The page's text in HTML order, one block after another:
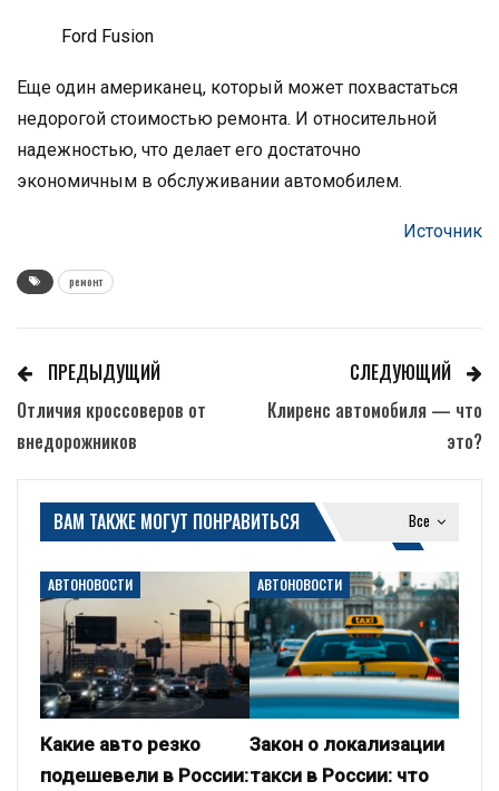
Ford Fusion
Еще один американец, который может похвастаться
недорогой стоимостью ремонта. И относительной
надежностью, что делает его достаточно
экономичным в обслуживании автомобилем.
Источник
ремонт
ПРЕДЫДУЩИЙ
Отличия кроссоверов от
внедорожников
СЛЕДУЮЩИЙ
Клиренс автомобиля — что
это?
Все
ВАМ ТАКЖЕ МОГУТ ПОНРАВИТЬСЯ
АВТОНОВОСТИ
Какие авто резко
подешевели в России:
АВТОНОВОСТИ
Закон о локализации
такси в России: что